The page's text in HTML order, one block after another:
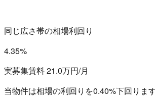
同じ広さ帯の相場利回り
4.35%
実募集賃料 21.0万円/月
当物件は相場の利回りを0.40%下回ります